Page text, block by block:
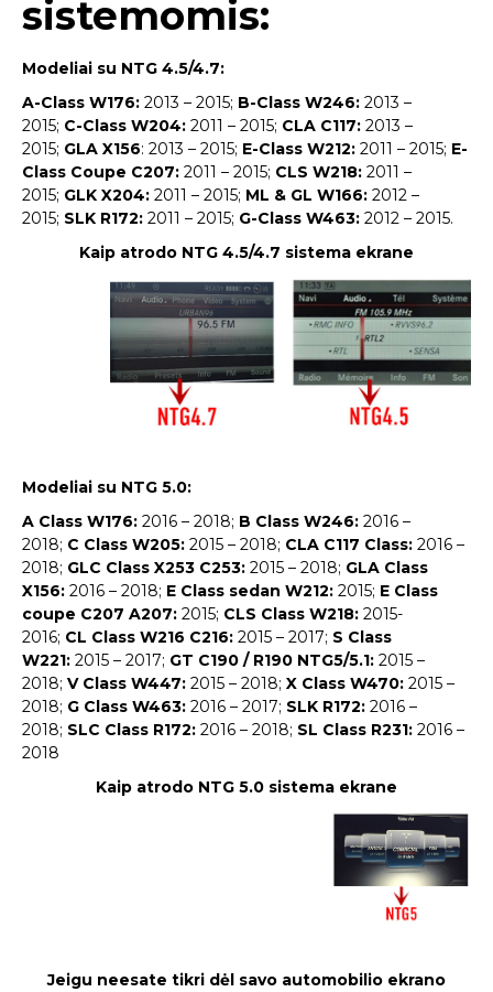
sistemomis:
Modeliai su NTG 4.5/4.7:
A-Class W176: 2013 – 2015; B-Class W246: 2013 –
2015; C-Class W204: 2011 – 2015; CLA C117: 2013 –
2015; GLA X156: 2013 – 2015; E-Class W212: 2011 – 2015; E-
Class Coupe C207: 2011 – 2015; CLS W218: 2011 –
2015; GLK X204: 2011 – 2015; ML & GL W166: 2012 –
2015; SLK R172: 2011 – 2015; G-Class W463: 2012 – 2015.
Kaip atrodo NTG 4.5/4.7 sistema ekrane
Modeliai su NTG 5.0:
A Class W176: 2016 – 2018; B Class W246: 2016 –
2018; C Class W205: 2015 – 2018; CLA C117 Class: 2016 –
2018; GLC Class X253 C253: 2015 – 2018; GLA Class
X156: 2016 – 2018; E Class sedan W212: 2015; E Class
coupe C207 A207: 2015; CLS Class W218: 2015-
2016; CL Class W216 C216: 2015 – 2017; S Class
W221: 2015 – 2017; GT C190 / R190 NTG5/5.1: 2015 –
2018; V Class W447: 2015 – 2018; X Class W470: 2015 –
2018; G Class W463: 2016 – 2017; SLK R172: 2016 –
2018; SLC Class R172: 2016 – 2018; SL Class R231: 2016 –
2018
Kaip atrodo NTG 5.0 sistema ekrane
Jeigu neesate tikri dėl savo automobilio ekrano